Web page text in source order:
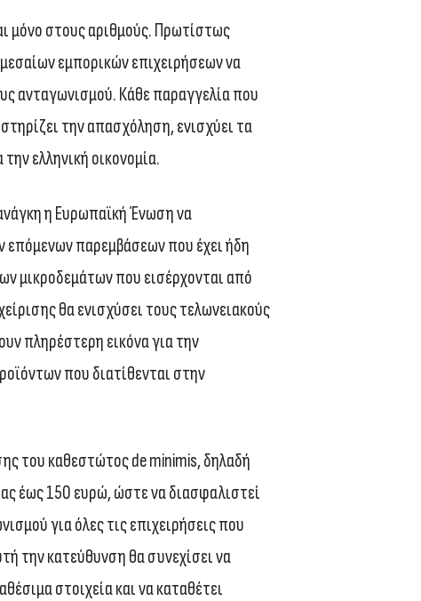
μόνο στους αριθμούς. Πρωτίστως
εμπορικών επιχειρήσεων να
ανταγωνισμού. Κάθε παραγγελία που
την απασχόληση, ενισχύει τα
ελληνική οικονομία.
η Ευρωπαϊκή Ένωση να
παρεμβάσεων που έχει ήδη
μικροδεμάτων που εισέρχονται από
θα ενισχύσει τους τελωνειακούς
πληρέστερη εικόνα για την
που διατίθενται στην
του καθεστώτος de minimis, δηλαδή
έως 150 ευρώ, ώστε να διασφαλιστεί
για όλες τις επιχειρήσεις που
την κατεύθυνση θα συνεχίσει να
στοιχεία και να καταθέτει